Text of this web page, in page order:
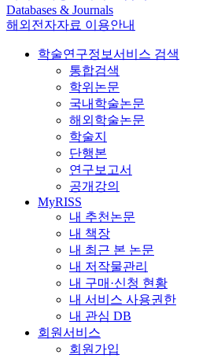
Databases & Journals
해외전자자료 이용안내
학술연구정보서비스 검색
통합검색
학위논문
국내학술논문
해외학술논문
학술지
단행본
연구보고서
공개강의
MyRISS
내 추천논문
내 책장
내 최근 본 논문
내 저작물관리
내 구매·신청 현황
내 서비스 사용권한
내 관심 DB
회원서비스
회원가입